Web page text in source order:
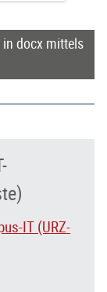
in docx mittels
IT (URZ-